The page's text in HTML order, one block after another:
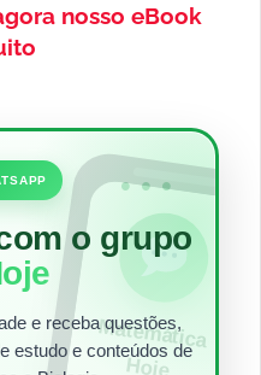
nosso eBook
•••
o grupo
e receba questões,
estudo e conteúdos de
Matem
ática
Hoje